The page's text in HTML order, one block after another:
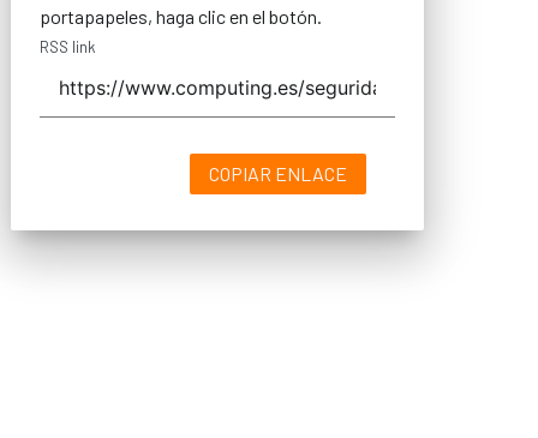
portapapeles, haga clic en el botón.
RSS link
COPIAR ENLACE